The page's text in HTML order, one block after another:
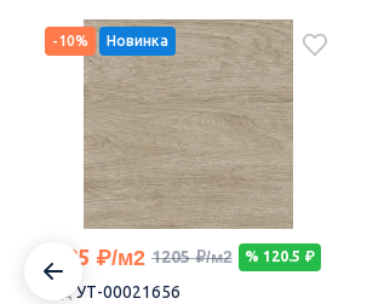
-10% Новинка
1085 1205 % 120.5
Код УТ-00021656